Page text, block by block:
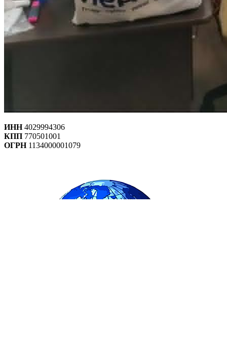
ИНН4029994306
КПП 770501001
ОГРН1134000001079